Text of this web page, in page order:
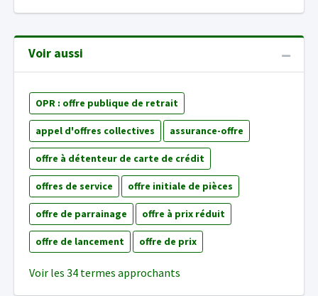
Voir aussi
OPR : offre publique de retrait
appel d'offres collectives assurance-offre
offre à détenteur de carte de crédit
offres de service offre initiale de pièces
offre de parrainage offre à prix réduit
offre de lancement offre de prix
Voir les 34 termes approchants